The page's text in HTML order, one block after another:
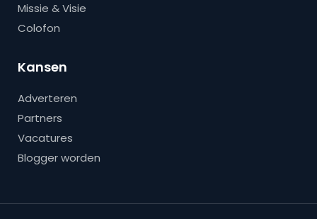
Missie & Visie
Colofon
Kansen
Adverteren
Partners
Vacatures
Blogger worden